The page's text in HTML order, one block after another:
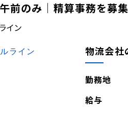
午前のみ｜精算事務を
イン
物流会社
勤務地
給与